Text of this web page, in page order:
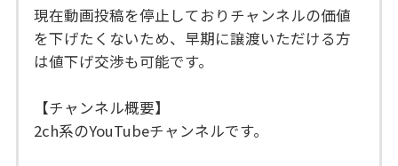
現在動画投稿を停止しておりチャンネルの価値
を下げたくないため、早期に譲渡いただける方
は値下げ交渉も可能です。
【チャンネル概要】
2ch系のYouTubeチャンネルです。